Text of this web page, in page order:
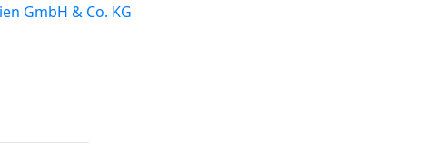
GmbH & Co. KG